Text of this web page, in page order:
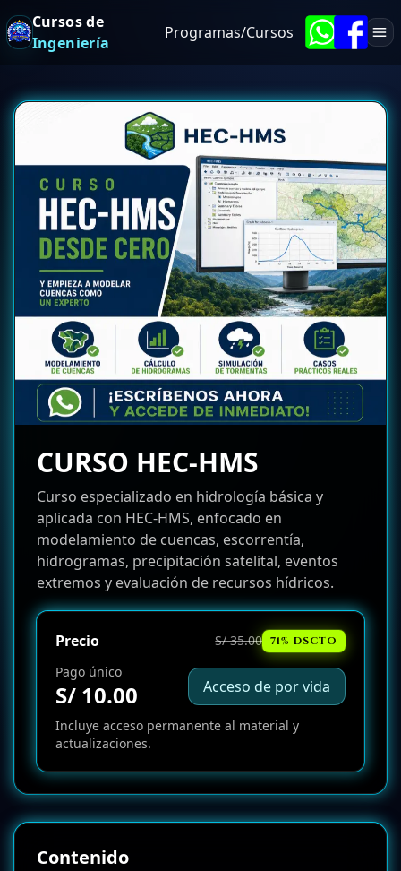
Cursos de
Ingeniería
Programas/Cursos
CURSO HEC-HMS
Curso especializado en hidrología básica y
aplicada con HEC-HMS, enfocado en
modelamiento de cuencas, escorrentía,
hidrogramas, precipitación satelital, eventos
extremos y evaluación de recursos hídricos.
Precio S/ 35.00 71% DSCTO
Pago único
S/ 10.00 Acceso de por vida
Incluye acceso permanente al material y
actualizaciones.
Contenido